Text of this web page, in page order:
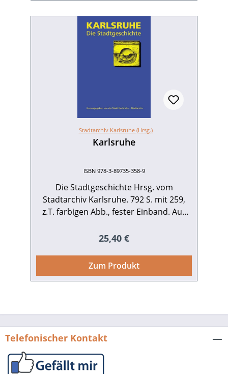
Stadtarchiv Karlsruhe (Hrsg.)
Karlsruhe
ISBN 978-3-89735-358-9
Die Stadtgeschichte Hrsg. vom
Stadtarchiv Karlsruhe. 792 S. mit 259,
z.T. farbigen Abb., fester Einband. Aus
978-3-89735-358-9. EUR 25,40.
Regulärer Preis:
25,40 €
Zum Produkt
Telefonischer Kontakt